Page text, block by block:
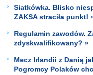
Siatkówka. Blisko
ZAKSA straciła punkt!
Regulamin zawodów.
zdyskwalifikowany? »
Mecz Irlandii z Danią
Pogromcy Polaków